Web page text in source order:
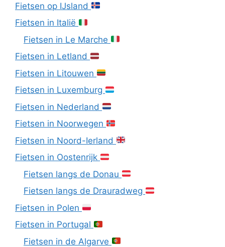
Fietsen op IJsland
Fietsen in Italië
Fietsen in Le Marche
Fietsen in Letland
Fietsen in Litouwen
Fietsen in Luxemburg
Fietsen in Nederland
Fietsen in Noorwegen
Fietsen in Noord-Ierland
Fietsen in Oostenrijk
Fietsen langs de Donau
Fietsen langs de Drauradweg
Fietsen in Polen
Fietsen in Portugal
Fietsen in de Algarve